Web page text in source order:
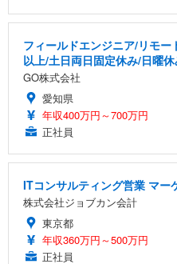
フィールドエンジニア/リモ
以上/土日両日固定休み/日曜
GO株式会社
愛知県
年収400万円～700万円
正社員
ITコンサルティング営業 マー
株式会社ジョブカン会計
東京都
年収360万円～500万円
正社員